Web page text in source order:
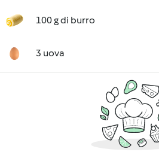
100 g di burro
3 uova